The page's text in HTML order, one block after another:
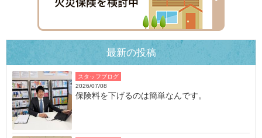
最新の投稿
スタッフブログ
2026/07/08
保険料を下げるのは簡単なんです。